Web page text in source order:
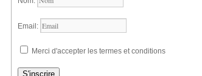
Email:
Merci d'accepter les termes et conditions
S'inscrire